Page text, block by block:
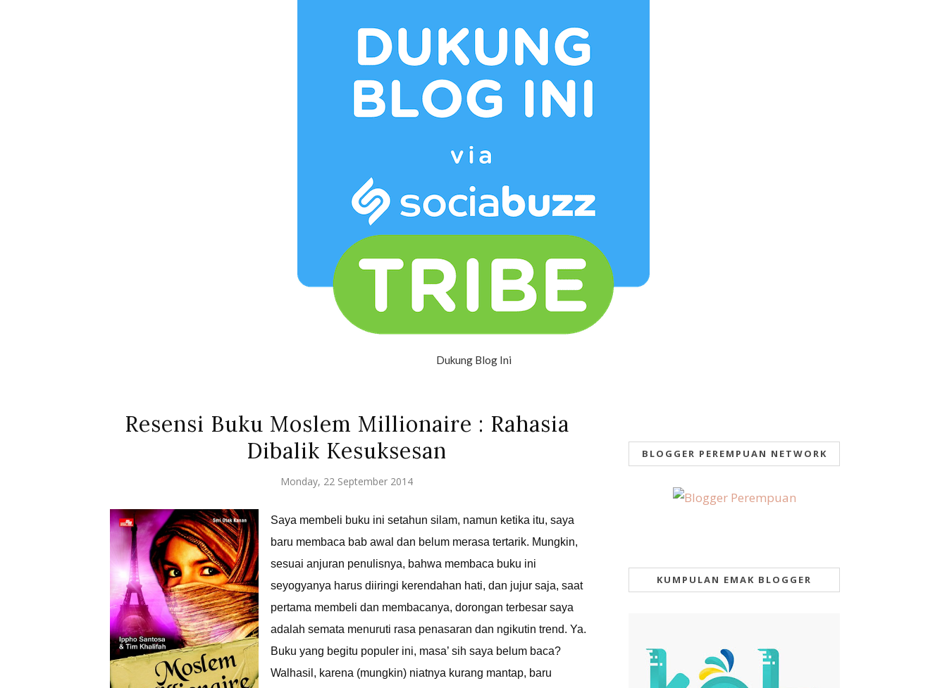
Dukung Blog Ini
Resensi Buku Moslem Millionaire : Rahasia
Dibalik Kesuksesan
Monday, 22 September 2014
Saya membeli buku ini setahun silam, namun ketika itu, saya
baru membaca bab awal dan belum merasa tertarik. Mungkin,
sesuai anjuran penulisnya, bahwa membaca buku ini
seyogyanya harus diiringi kerendahan hati, dan jujur saja, saat
pertama membeli dan membacanya, dorongan terbesar saya
adalah semata menuruti rasa penasaran dan ngikutin trend. Ya.
Buku yang begitu populer ini, masa’ sih saya belum baca?
Walhasil, karena (mungkin) niatnya kurang mantap, baru
BLOGGER PEREMPUAN NETWORK
KUMPULAN EMAK BLOGGER